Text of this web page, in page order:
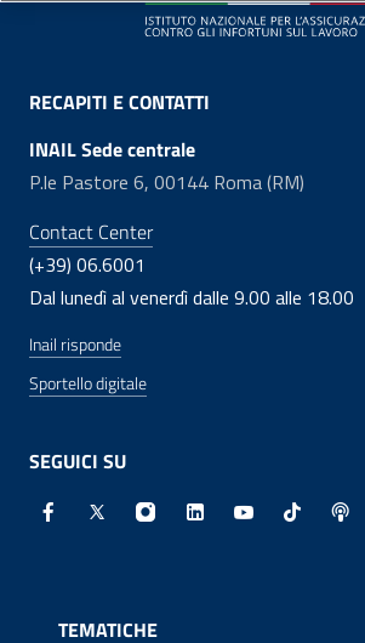
RECAPITI E CONTATTI
INAIL Sede centrale
P.le Pastore 6, 00144 Roma (RM)
Contact Center
(+39) 06.6001
Dal lunedì al venerdì dalle 9.00 alle 18.00
Inail risponde
Sportello digitale
SEGUICI SU
Facebook - Sito esterno -
X - Sito esterno - Apertura
Instagram - Sito
Linkedin - Sito
Youtube -
TikTok
TEMATICHE